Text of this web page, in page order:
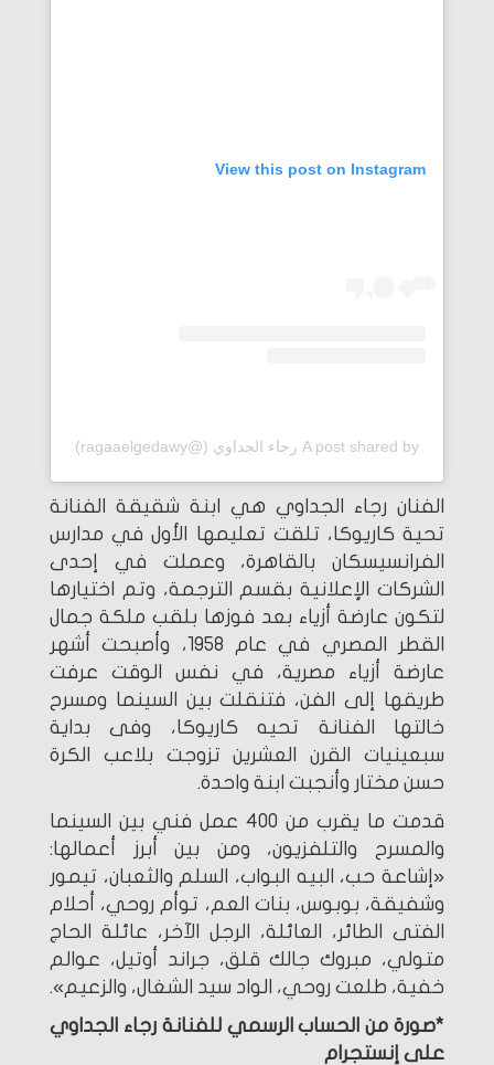
View this post on Instagram
A post shared by رجاء الجداوي (@ragaaelgedawy)
الفنان رجاء الجداوي هي ابنة شقيقة الفنانة
تحية كاريوكا، تلقت تعليمها الأول في مدارس
الفرانسيسكان بالقاهرة، وعملت في إحدى
الشركات الإعلانية بقسم الترجمة، وتم اختيارها
لتكون عارضة أزياء بعد فوزها بلقب ملكة جمال
القطر المصري في عام 1958، وأصبحت أشهر
عارضة أزياء مصرية، في نفس الوقت عرفت
طريقها إلى الفن، فتنقلت بين السينما ومسرح
خالتها الفنانة تحيه كاريوكا، وفى بداية
سبعينيات القرن العشرين تزوجت بلاعب الكرة
حسن مختار وأنجبت ابنة واحدة.
قدمت ما يقرب من 400 عمل فني بين السينما
والمسرح والتلفزيون، ومن بين أبرز أعمالها:
«إشاعة حب، البيه البواب، السلم والثعبان، تيمور
وشفيقة، بوبوس، بنات العم، توأم روحي، أحلام
الفتى الطائر، العائلة، الرجل الآخر، عائلة الحاج
متولي، مبروك جالك قلق، جراند أوتيل، عوالم
خفية، طلعت روحي، الواد سيد الشغال، والزعيم».
*صورة من الحساب الرسمي للفنانة رجاء الجداوي
على إنستجرام